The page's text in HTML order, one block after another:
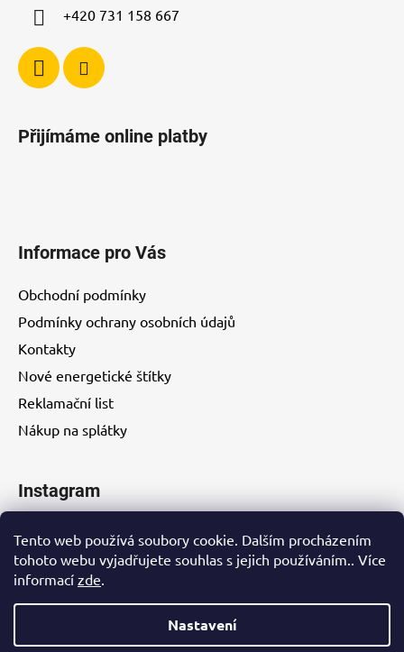
Tento web používá soubory cookie. Dalším procházením
tohoto webu vyjadřujete souhlas s jejich používáním.. Více
informací zde.
Nastavení
+420 731 158 667
Přijímáme online platby
Informace pro Vás
Obchodní podmínky
Podmínky ochrany osobních údajů
Kontakty
Nové energetické štítky
Reklamační list
Nákup na splátky
Instagram